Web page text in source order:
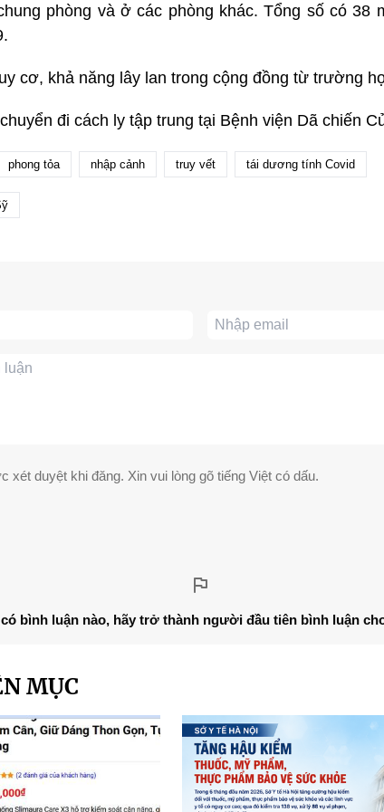
phòng và ở các phòng khác. Tổng số có 38
cơ, khả năng lây lan trong cộng đồng từ trường
đi cách ly tập trung tại Bệnh viện Dã chiến
phong tỏa nhập cảnh truy vết tái dương tính Covid
xét duyệt khi đăng. Xin vui lòng gõ tiếng Việt có dấu.
bình luận nào, hãy trở thành người đầu tiên bình luận
MỤC